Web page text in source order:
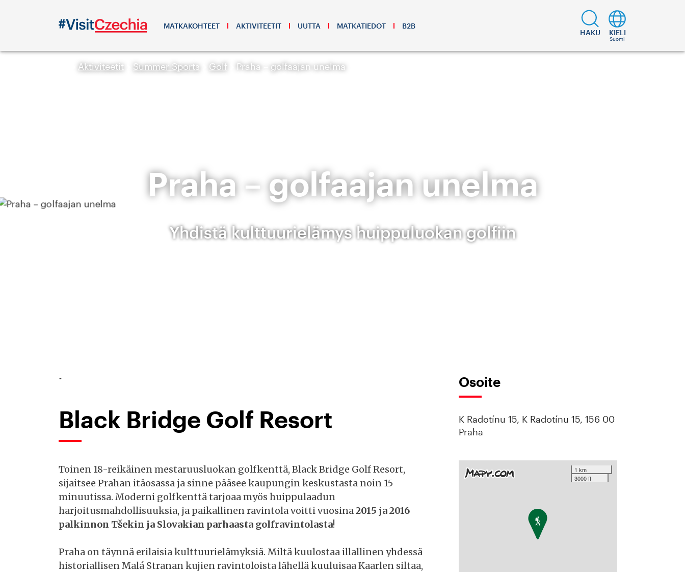
MATKAKOHTEET AKTIVITEETIT UUTTA MATKATIEDOT B2B
HAKU KIELI
Suomi
Aktiviteetit Summer Sports Golf Praha – golfaajan unelma
Praha – golfaajan unelma
Yhdistä kulttuurielämys huippuluokan golfiin
.
Black Bridge Golf Resort
Toinen 18-reikäinen mestaruusluokan golfkenttä, Black Bridge Golf Resort,
sijaitsee Prahan itäosassa ja sinne pääsee kaupungin keskustasta noin 15
minuutissa. Moderni golfkenttä tarjoaa myös huippulaadun
harjoitusmahdollisuuksia, ja paikallinen ravintola voitti vuosina2015 ja 2016
palkinnon Tšekin ja Slovakian parhaasta golfravintolasta!
Praha on täynnä erilaisia kulttuurielämyksiä. Miltä kuulostaa illallinen yhdessä
historiallisen Malá Stranan kujien ravintoloista lähellä kuuluisaa Kaarlen siltaa,
Osoite
K Radotínu 15, K Radotínu 15, 156 00
Praha
1 km
3000 ft